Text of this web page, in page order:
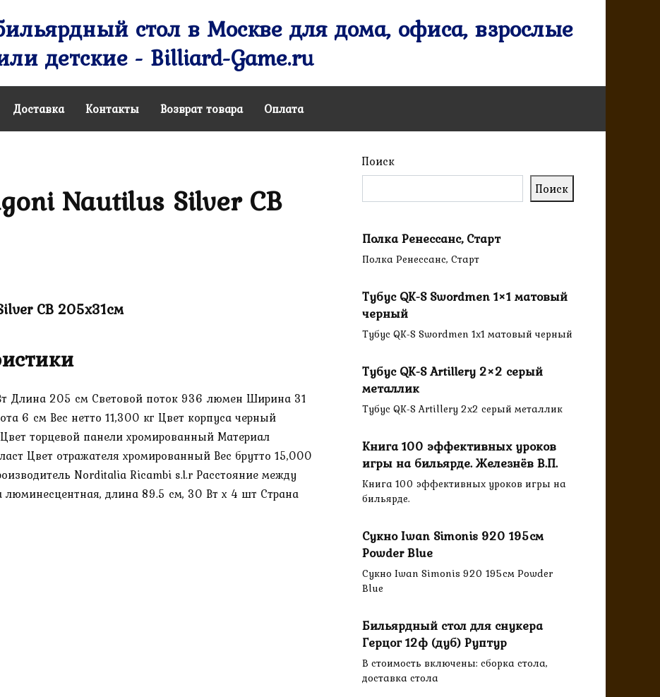
стол в Москве для дома, офиса, взрослые
детские - Billiard-Game.ru
Доставка Контакты Возврат товара Оплата
Nautilus Silver CB
CB 205х31см
Длина 205 см Световой поток 936 люмен Ширина 31
6 см Вес нетто 11,300 кг Цвет корпуса черный
торцевой панели хромированный Материал
Цвет отражателя хромированный Вес брутто 15,000
Norditalia Ricambi s.l.r Расстояние между
длина 89.5 см, 30 Вт х 4 шт Страна
Поиск
Поиск
Полка Ренессанс, Старт
Полка Ренессанс, Старт
Тубус QK-S Swordmen 1×1 матовый
черный
Тубус QK-S Swordmen 1x1 матовый черный
Тубус QK-S Artillery 2×2 серый
металлик
Тубус QK-S Artillery 2x2 серый металлик
Книга 100 эффективных уроков
игры на бильярде. Железнёв В.П.
Книга 100 эффективных уроков игры на
бильярде.
Сукно Iwan Simonis 920 195см
Powder Blue
Сукно Iwan Simonis 920 195см Powder
Blue
Бильярдный стол для снукера
Герцог 12ф (дуб) Руптур
В стоимость включены: сборка стола,
доставка стола